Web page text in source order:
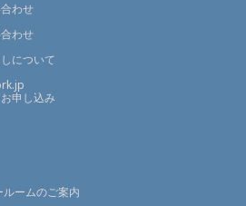
わせ
わせ
について
申し込み
ームのご案内